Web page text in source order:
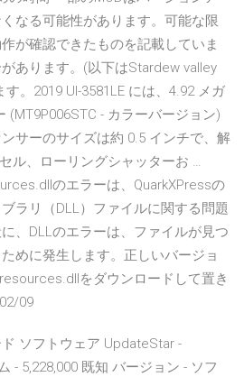
なる可能性があります。可能な限
が確認できたものを記載していま
あります。(以下はStardew valley
。2019 UI-3581LE には、4.92 メガ
(MT9P006STC - カラーバージョン)
サーのサイズは約 0.5 インチで、解
ル、ローリングシャッターお …
のエラーは、QuarkXPressの
ラリ（DLL）ファイルに関する問題
、DLLのエラーは、ファイルが見つ
めに発生します。正しいバージョ
をダウンロードして置き
09
ソフトウェア UpdateStar -
- 5,228,000 既知 バージョン - ソフ